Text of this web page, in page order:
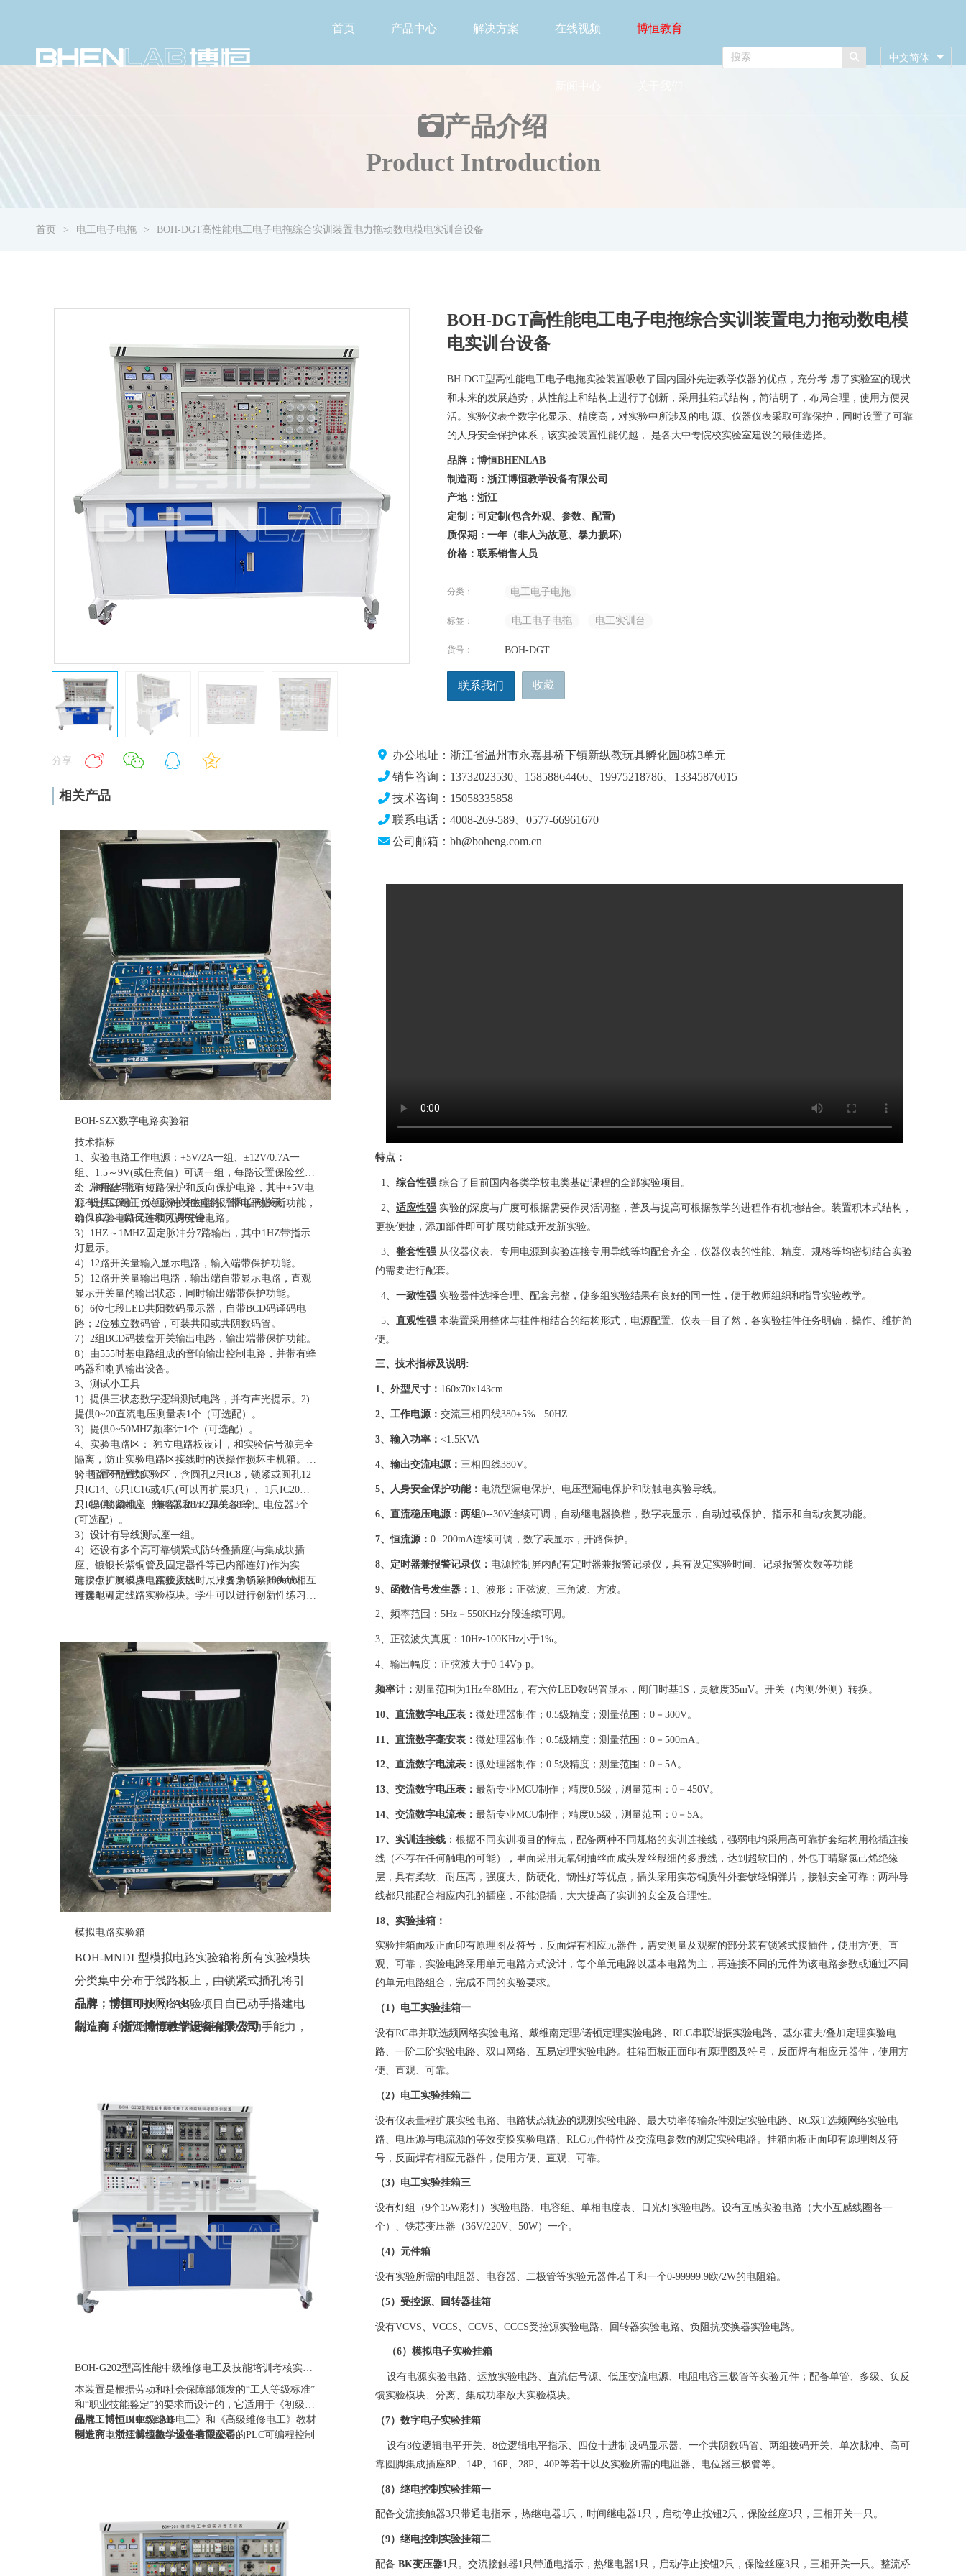
首页 产品中心 解决方案 在线视频 博恒教育
中文简体
产品介绍
Product Introduction
首页 电工电子电拖 BOH-DGT高性能电工电子电拖综合实训装置电力拖动数电模电实训台设备
BOH-DGT高性能电工电子电拖综合实训装置电力拖动数电模
电实训台设备
BH-DGT型高性能电工电子电拖实验装置吸收了国内国外先进教学仪器的优点，充分考 虑了实验室的现状
和未来的发展趋势，从性能上和结构上进行了创新，采用挂箱式结构，简洁明了，布局合理，使用方便灵
活。实验仪表全数字化显示、精度高，对实验中所涉及的电 源、仪器仪表采取可靠保护，同时设置了可靠
的人身安全保护体系，该实验装置性能优越， 是各大中专院校实验室建设的最佳选择。
品牌：博恒BHENLAB
制造商：浙江博恒教学设备有限公司
产地：浙江
定制：可定制(包含外观、参数、配置)
质保期：一年（非人为故意、暴力损坏)
价格：联系销售人员
分类： 电工电子电拖
标签： 电工电子电拖 电工实训台
货号： BOH-DGT
联系我们 收藏
分享
相关产品
BOH-SZX数字电路实验箱
技术指标
1、实验电路工作电源：+5V/2A一组、±12V/0.7A一
组、1.5～9V(或任意值）可调一组，每路设置保险丝一
个，每路均带有短路保护和反向保护电路，其中+5V电
源有过压保护、欠压保护和短路报警和自动关断功能，
确保实验电路元件和人身安全。
2、常用信号源
1）提供二组正负单脉冲发生电路，带电平指示。
2）1HZ～1KHZ连续可调时钟电路。
3）1HZ～1MHZ固定脉冲分7路输出，其中1HZ带指示
灯显示。
4）12路开关量输入显示电路，输入端带保护功能。
5）12路开关量输出电路，输出端自带显示电路，直观
显示开关量的输出状态，同时输出端带保护功能。
6）6位七段LED共阳数码显示器，自带BCD码译码电
路；2位独立数码管，可装共阳或共阴数码管。
7）2组BCD码拨盘开关输出电路，输出端带保护功能。
8）由555时基电路组成的音响输出控制电路，并带有蜂
鸣器和喇叭输出设备。
3、测试小工具
1）提供三状态数字逻辑测试电路，并有声光提示。2)
提供0~20直流电压测量表1个（可选配）。
3）提供0~50MHZ频率计1个（可选配）。
4、实验电路区： 独立电路板设计，和实验信号源完全
隔离，防止实验电路区接线时的误操作损坏主机箱。实
验电路区配置如下：
1）配置开放式实验区，含圆孔2只IC8，锁紧或圆孔12
只IC14、6只IC16或4只(可以再扩展3只）、1只IC20、1
只IC40锁紧插座（兼容IC28/IC24/IC18等)。
2）提供8Ω喇叭、蜂鸣器和1×2开关各1个、电位器3个
(可选配）。
3）设计有导线测试座一组。
4）还设有多个高可靠锁紧式防转叠插座(与集成块插
座、镀银长紫铜管及固定器件等已内部连好)作为实验
连接点、测试点，实验接线时，只要拿锁紧插头线相互
连接即可。
5）2个扩展模块电路接入区：尺寸各为155×100mm，
可选配固定线路实验模块。学生可以进行创新性练习，
模拟电路实验箱
BOH-MNDL型模拟电路实验箱将所有实验模块
分类集中分布于线路板上，由锁紧式插孔将引线
引出，学生可按照各实验项目自已动手搭建电
路，有 利于培养学生的思维能力及动手能力，
品牌：博恒BHENLAB
制造商：浙江博恒教学设备有限公司
价格：联系销售人员
BOH-G202型高性能中级维修电工及技能培训考核实训装置
本装置是根据劳动和社会保障部颁发的“工人等级标准”
和“职业技能鉴定”的要求而设计的，它适用于《初级维
修电工》、《中级维修电工》和《高级维修电工》教材
要求的电气控制线路，通过装置配备的PLC可编程控制
品牌：博恒BHENLAB
制造商：浙江博恒教学设备有限公司
办公地址：浙江省温州市永嘉县桥下镇新纵教玩具孵化园8栋3单元
销售咨询：13732023530、15858864466、19975218786、13345876015
技术咨询：15058335858
联系电话：4008-269-589、0577-66961670
公司邮箱：bh@boheng.com.cn
特点：
1、 综合性强综合了目前国内各类学校电类基础课程的全部实验项目。
2、 适应性强实验的深度与广度可根据需要作灵活调整，普及与提高可根据教学的进程作有机地结合。装置积木式结构，
更换便捷，添加部件即可扩展功能或开发新实验。
3、 整套性强从仪器仪表、专用电源到实验连接专用导线等均配套齐全，仪器仪表的性能、精度、规格等均密切结合实验
的需要进行配套。
4、 一致性强实验器件选择合理、配套完整，使多组实验结果有良好的同一性，便于教师组织和指导实验教学。
5、 直观性强本装置采用整体与挂件相结合的结构形式，电源配置、仪表一目了然，各实验挂件任务明确，操作、维护简
便。
三、技术指标及说明 :
1、外型尺寸： 160x70x143cm
2、工作电源： 交流三相四线380±5% 50HZ
3、输入功率： <1.5KVA
4、输出交流电源： 三相四线380V。
5、人身安全保护功能： 电流型漏电保护、电压型漏电保护和防触电实验导线。
6、直流稳压电源：两组0--30V连续可调，自动继电器换档，数字表显示，自动过载保护、指示和自动恢复功能。
7、恒流源： 0--200mA连续可调，数字表显示，开路保护。
8、定时器兼报警记录仪： 电源控制屏内配有定时器兼报警记录仪，具有设定实验时间、记录报警次数等功能
9、函数信号发生器： 1、波形：正弦波、三角波、方波。
2、频率范围：5Hz－550KHz分段连续可调。
3、正弦波失真度：10Hz-100KHz小于1%。
4、输出幅度：正弦波大于0-14Vp-p。
频率计： 测量范围为1Hz至8MHz，有六位LED数码管显示，闸门时基1S，灵敏度35mV。开关（内测/外测）转换。
10、直流数字电压表： 微处理器制作；0.5级精度；测量范围：0－300V。
11、直流数字毫安表： 微处理器制作；0.5级精度；测量范围：0－500mA。
12、直流数字电流表： 微处理器制作；0.5级精度；测量范围：0－5A。
13、交流数字电压表： 最新专业MCU制作；精度0.5级，测量范围：0－450V。
14、交流数字电流表： 最新专业MCU制作；精度0.5级，测量范围：0－5A。
17、实训连接线：根据不同实训项目的特点，配备两种不同规格的实训连接线，强弱电均采用高可靠护套结构用枪插连接
线（不存在任何触电的可能），里面采用无氧铜抽丝而成头发丝般细的多股线，达到超软目的，外包丁晴聚氯己烯绝缘
层，具有柔软、耐压高，强度大、防硬化、韧性好等优点，插头采用实芯铜质件外套铍轻铜弹片，接触安全可靠；两种导
线都只能配合相应内孔的插座，不能混插，大大提高了实训的安全及合理性。
18、实验挂箱：
实验挂箱面板正面印有原理图及符号，反面焊有相应元器件，需要测量及观察的部分装有锁紧式接插件，使用方便、直
观、可靠，实验电路采用单元电路方式设计，每个单元电路以基本电路为主，再连接不同的元件为该电路参数或通过不同
的单元电路组合，完成不同的实验要求。
（1）电工实验挂箱一
设有RC串并联选频网络实验电路、戴维南定理/诺顿定理实验电路、RLC串联谐振实验电路、基尔霍夫/叠加定理实验电
路、一阶二阶实验电路、双口网络、互易定理实验电路。挂箱面板正面印有原理图及符号，反面焊有相应元器件，使用方
便、直观、可靠。
（2）电工实验挂箱二
设有仪表量程扩展实验电路、电路状态轨迹的观测实验电路、最大功率传输条件测定实验电路、RC双T选频网络实验电
路、电压源与电流源的等效变换实验电路、RLC元件特性及交流电参数的测定实验电路。挂箱面板正面印有原理图及符
号，反面焊有相应元器件，使用方便、直观、可靠。
（3）电工实验挂箱三
设有灯组（9个15W彩灯）实验电路、电容组、单相电度表、日光灯实验电路。设有互感实验电路（大小互感线圈各一
个）、铁芯变压器（36V/220V、50W）一个。
（4）元件箱
设有实验所需的电阻器、电容器、二极管等实验元器件若干和一个0-99999.9欧/2W的电阻箱。
（5）受控源、回转器挂箱
设有VCVS、VCCS、CCVS、CCCS受控源实验电路、回转器实验电路、负阻抗变换器实验电路。
（6）模拟电子实验挂箱
设有电源实验电路、运放实验电路、直流信号源、低压交流电源、电阻电容三极管等实验元件；配备单管、多级、负反
馈实验模块、分离、集成功率放大实验模块。
（7）数字电子实验挂箱
设有8位逻辑电平开关、8位逻辑电平指示、四位十进制设码显示器、一个共阴数码管、两组拨码开关、单次脉冲、高可
靠圆脚集成插座8P、14P、16P、28P、40P等若干以及实验所需的电阻器、电位器三极管等。
（8）继电控制实验挂箱一
配备交流接触器3只带通电指示，热继电器1只，时间继电器1只，启动停止按钮2只，保险丝座3只，三相开关一只。
（9）继电控制实验挂箱二
配备 BK变压器1只。交流接触器1只带通电指示，热继电器1只，启动停止按钮2只，保险丝座3只，三相开关一只。整流桥